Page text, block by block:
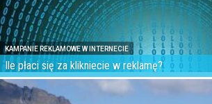
KAMPANIE REKLAMOWE W INTERNECIE
Ile płaci się za klikniecie w reklamę?